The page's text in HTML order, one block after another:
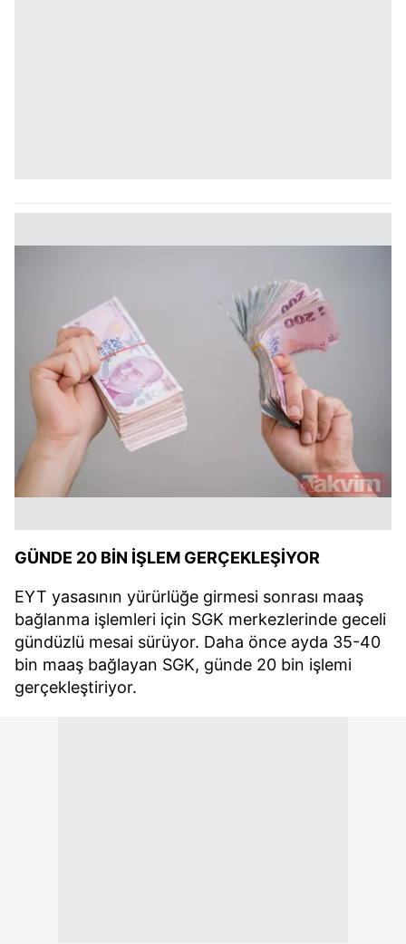
GÜNDE 20 BİN İŞLEM GERÇEKLEŞİYOR
EYT yasasının yürürlüğe girmesi sonrası maaş
bağlanma işlemleri için SGK merkezlerinde geceli
gündüzlü mesai sürüyor. Daha önce ayda 35-40
bin maaş bağlayan SGK, günde 20 bin işlemi
gerçekleştiriyor.